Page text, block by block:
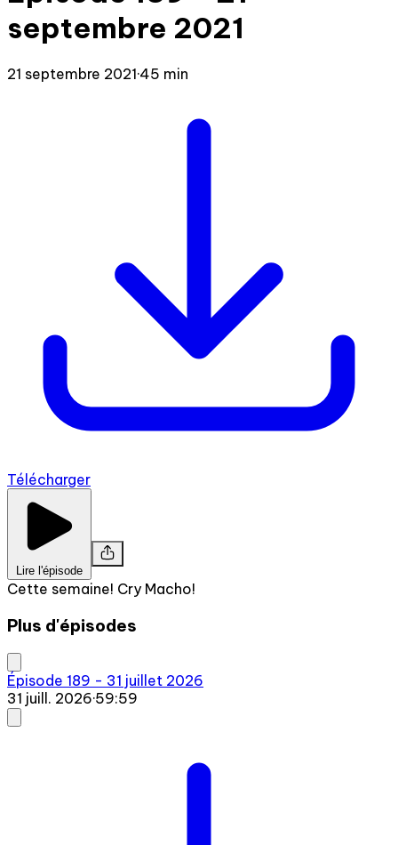
septembre 2021
21 septembre 2021·45 min
Télécharger
Lire l'épisode
Cette semaine! Cry Macho!
Plus d'épisodes
Épisode 189 - 31 juillet 2026
31 juill. 2026·59:59